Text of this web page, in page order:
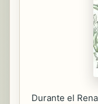
Durante el